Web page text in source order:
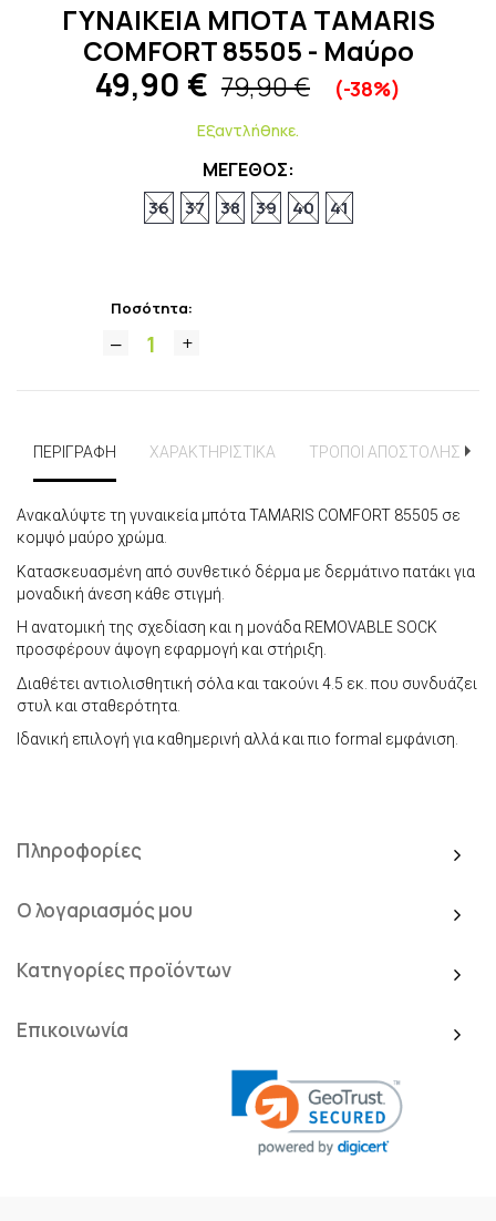
ΓΥΝΑΙΚΕΙΑ ΜΠΟΤΑ TAMARIS
COMFORT 85505 - Μαύρο
49,90 € 79,90 € (-38%)
Εξαντλήθηκε.
ΜΕΓΕΘΟΣ:
36 37 38 39 40 41
Ποσότητα:
ΠΕΡΙΓΡΑΦΗ ΧΑΡΑΚΤΗΡΙΣΤΙΚΑ ΤΡΟΠΟΙ ΑΠΟΣΤΟΛΗΣ
Ανακαλύψτε τη γυναικεία μπότα TAMARIS COMFORT 85505 σε
κομψό μαύρο χρώμα.
Κατασκευασμένη από συνθετικό δέρμα με δερμάτινο πατάκι για
μοναδική άνεση κάθε στιγμή.
Η ανατομική της σχεδίαση και η μονάδα REMOVABLE SOCK
προσφέρουν άψογη εφαρμογή και στήριξη.
Διαθέτει αντιολισθητική σόλα και τακούνι 4.5 εκ. που συνδυάζει
στυλ και σταθερότητα.
Ιδανική επιλογή για καθημερινή αλλά και πιο formal εμφάνιση.
Πληροφορίες
Ο λογαριασμός μου
Κατηγορίες προϊόντων
Επικοινωνία